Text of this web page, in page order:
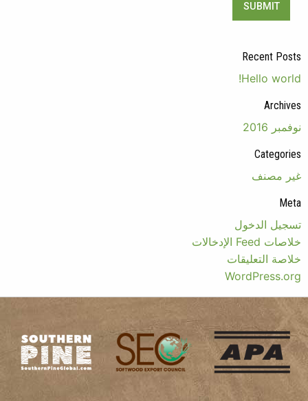
SUBMIT
Recent Posts
Hello world!
Archives
نوفمبر 2016
Categories
غير مصنف
Meta
تسجيل الدخول
خلاصات Feed الإدخالات
خلاصة التعليقات
WordPress.org